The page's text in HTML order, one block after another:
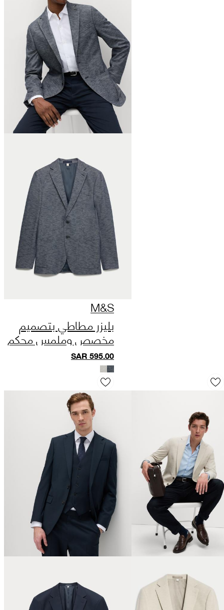
M&S
بليزر مطاطي بتصميم
مخصص وملمس محكم
SAR595.00